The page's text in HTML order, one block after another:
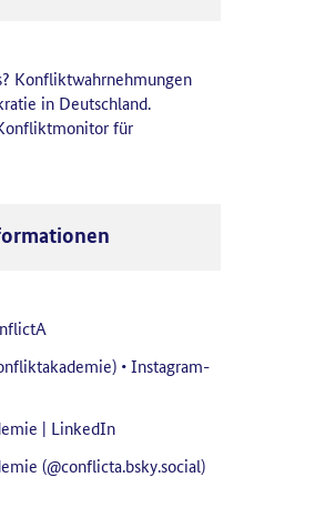
Konfliktwahrnehmungen
in Deutschland.
für
• Instagram-
| LinkedIn
(@conflicta.bsky.social)